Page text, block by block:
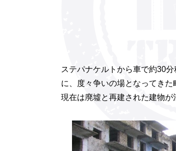
ステパナケルトから車で約30
に、度々争いの場となってきた
現在は廃墟と再建された建物が